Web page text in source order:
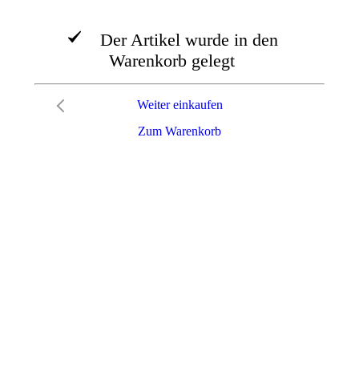
Der Artikel wurde in den
Warenkorb gelegt
Zum Warenkorb
Weiter einkaufen